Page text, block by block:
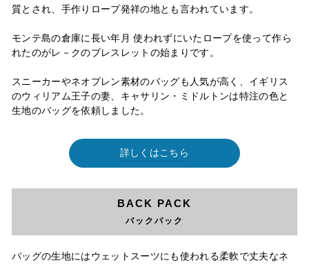
質とされ、手作りロープ発祥の地とも言われています。
モンテ島の倉庫に長い年月 使われずにいたロープを使って作ら
れたのがレ－クのブレスレットの始まりです。
スニーカーやネオプレン素材のバッグも人気が高く、イギリス
のウィリアム王子の妻、キャサリン・ミドルトンは特注の色と
生地のバッグを依頼しました。
詳しくはこちら
BACK PACK
バックパック
バッグの生地にはウェットスーツにも使われる柔軟で丈夫なネ